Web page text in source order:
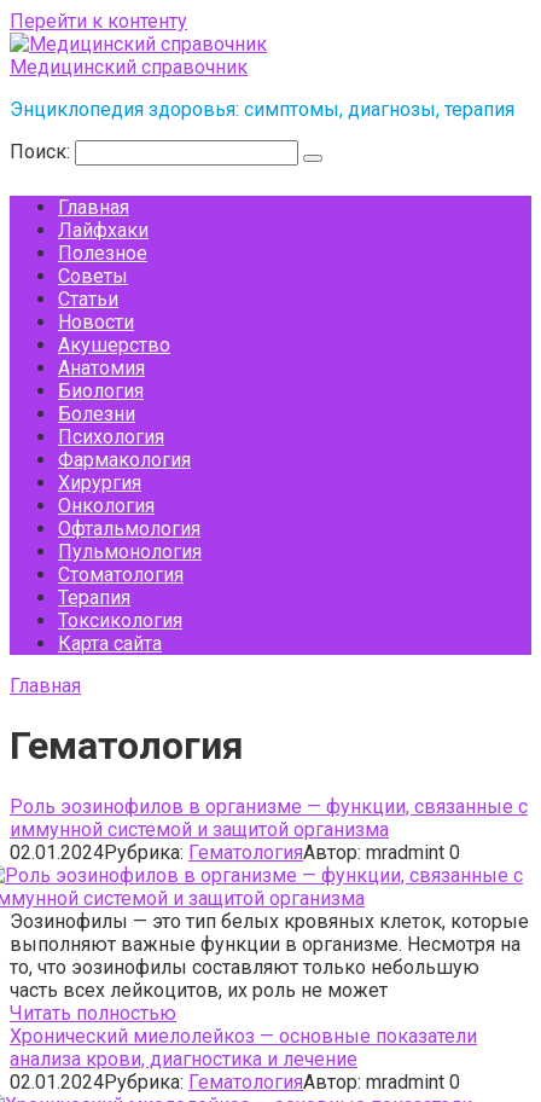
Перейти к контенту
Медицинский справочник
Энциклопедия здоровья: симптомы, диагнозы, терапия
Поиск:
Главная
Лайфхаки
Полезное
Советы
Статьи
Новости
Акушерство
Анатомия
Биология
Болезни
Психология
Фармакология
Хирургия
Онкология
Офтальмология
Пульмонология
Стоматология
Терапия
Токсикология
Карта сайта
Главная
Гематология
Роль эозинофилов в организме — функции, связанные с
иммунной системой и защитой организма
02.01.2024Рубрика: ГематологияАвтор: mradmint 0
Эозинофилы — это тип белых кровяных клеток, которые
выполняют важные функции в организме. Несмотря на
то, что эозинофилы составляют только небольшую
часть всех лейкоцитов, их роль не может
Читать полностью
Хронический миелолейкоз — основные показатели
анализа крови, диагностика и лечение
02.01.2024Рубрика: ГематологияАвтор: mradmint 0